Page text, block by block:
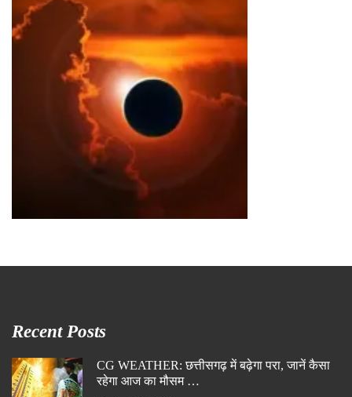
Recent Posts
CG WEATHER: छत्तीसगढ़ में बढ़ेगा परा, जानें कैसा
रहेगा आज का मौसम …